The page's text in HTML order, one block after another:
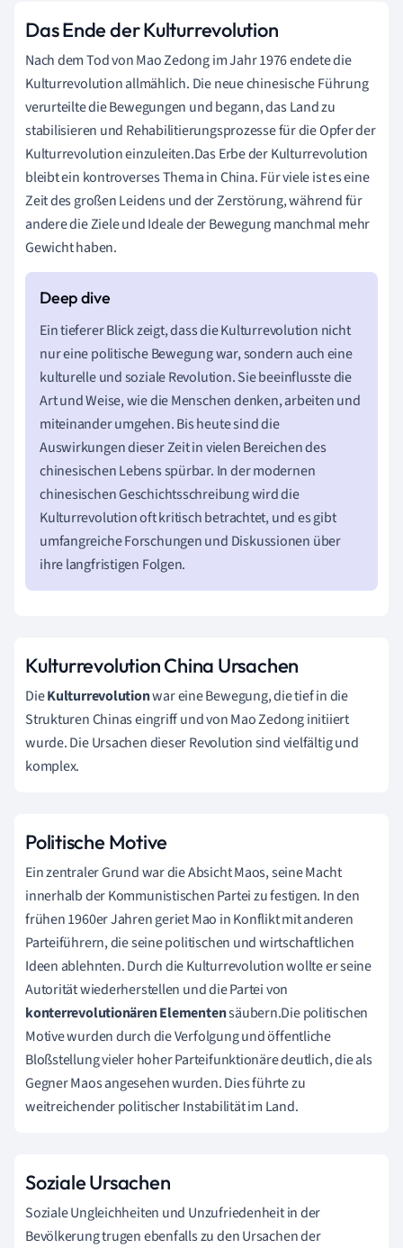
Das Ende der Kulturrevolution
Nach dem Tod von Mao Zedong im Jahr 1976 endete die
Kulturrevolution allmählich. Die neue chinesische Führung
verurteilte die Bewegungen und begann, das Land zu
stabilisieren und Rehabilitierungsprozesse für die Opfer der
Kulturrevolution einzuleiten.Das Erbe der Kulturrevolution
bleibt ein kontroverses Thema in China. Für viele ist es eine
Zeit des großen Leidens und der Zerstörung, während für
andere die Ziele und Ideale der Bewegung manchmal mehr
Gewicht haben.
Ein tieferer Blick zeigt, dass die Kulturrevolution nicht
nur eine politische Bewegung war, sondern auch eine
kulturelle und soziale Revolution. Sie beeinflusste die
Art und Weise, wie die Menschen denken, arbeiten und
miteinander umgehen. Bis heute sind die
Auswirkungen dieser Zeit in vielen Bereichen des
chinesischen Lebens spürbar. In der modernen
chinesischen Geschichtsschreibung wird die
Kulturrevolution oft kritisch betrachtet, und es gibt
umfangreiche Forschungen und Diskussionen über
ihre langfristigen Folgen.
Kulturrevolution China Ursachen
DieKulturrevolutionwar eine Bewegung, die tief in die
Strukturen Chinas eingriff und von Mao Zedong initiiert
wurde. Die Ursachen dieser Revolution sind vielfältig und
komplex.
Politische Motive
Ein zentraler Grund war die Absicht Maos, seine Macht
innerhalb der Kommunistischen Partei zu festigen. In den
frühen 1960er Jahren geriet Mao in Konflikt mit anderen
Parteiführern, die seine politischen und wirtschaftlichen
Ideen ablehnten. Durch die Kulturrevolution wollte er seine
Autorität wiederherstellen und die Partei von
konterrevolutionären Elementensäubern.Die politischen
Motive wurden durch die Verfolgung und öffentliche
Bloßstellung vieler hoher Parteifunktionäre deutlich, die als
Gegner Maos angesehen wurden. Dies führte zu
weitreichender politischer Instabilität im Land.
Soziale Ursachen
Soziale Ungleichheiten und Unzufriedenheit in der
Bevölkerung trugen ebenfalls zu den Ursachen der